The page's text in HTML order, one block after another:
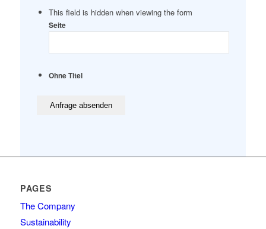
This field is hidden when viewing the form
Seite
Ohne Titel
PAGES
The Company
Sustainability